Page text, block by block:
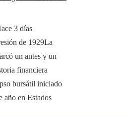
3 días
de 1929La
un antes y un
financiera
bursátil iniciado
año en Estados